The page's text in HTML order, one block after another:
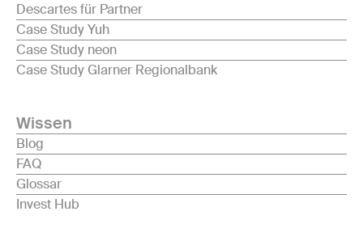
Descartes für Partner
Case Study Yuh
Case Study neon
Case Study Glarner Regionalbank
Wissen
Blog
FAQ
Glossar
Invest Hub